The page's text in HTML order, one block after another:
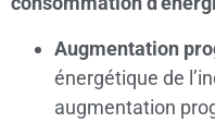
Augmentation
énergétique de
augmentation